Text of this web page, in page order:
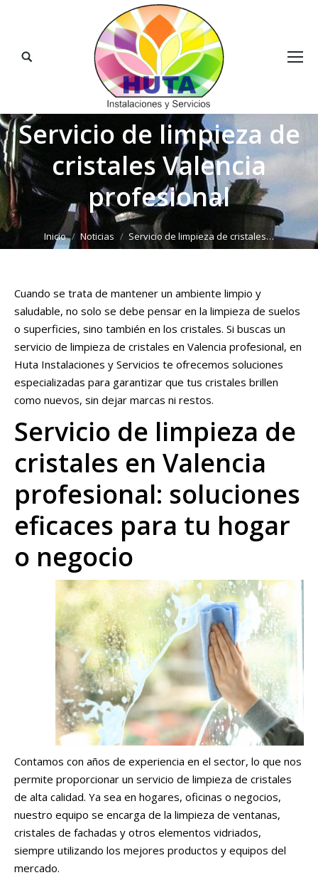
Buscar:
Servicio de limpieza de
cristales Valencia
profesional
Estás aquí:
Inicio Noticias Servicio de limpieza de cristales…
Cuando se trata de mantener un ambiente limpio y
saludable, no solo se debe pensar en la limpieza de suelos
o superficies, sino también en los cristales. Si buscas un
servicio de limpieza de cristales en Valencia profesional, en
Huta Instalaciones y Servicios te ofrecemos soluciones
especializadas para garantizar que tus cristales brillen
como nuevos, sin dejar marcas ni restos.
Servicio de limpieza de
cristales en Valencia
profesional: soluciones
eficaces para tu hogar
o negocio
Contamos con años de experiencia en el sector, lo que nos
permite proporcionar un servicio de limpieza de cristales
de alta calidad. Ya sea en hogares, oficinas o negocios,
nuestro equipo se encarga de la limpieza de ventanas,
cristales de fachadas y otros elementos vidriados,
siempre utilizando los mejores productos y equipos del
mercado.